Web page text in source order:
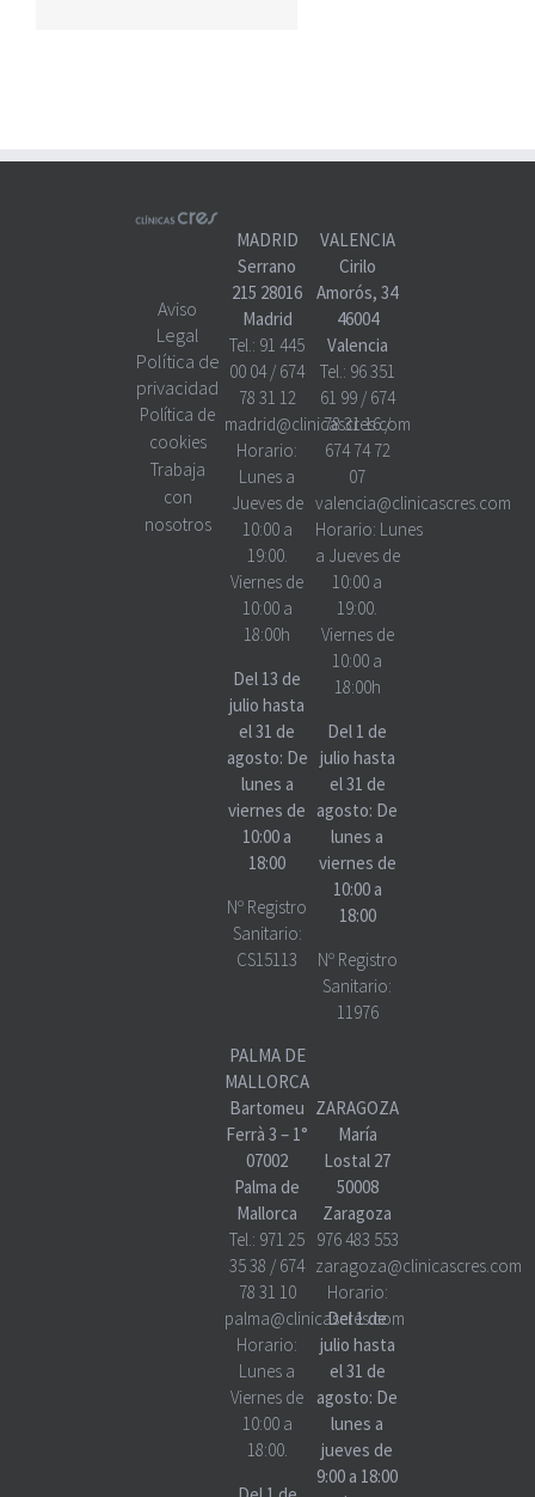
Aviso
Legal
Política de
privacidad
Política de
cookies
Trabaja
con
nosotros
MADRID
Serrano
215 28016
Madrid
Tel.: 91 445
00 04/ 674
78 31 12
madrid@clinicascres.com
Horario:
Lunes a
Jueves de
10:00 a
19:00.
Viernes de
10:00 a
18:00h
Del 13 de
julio hasta
el 31 de
agosto: De
lunes a
viernes de
10:00 a
18:00
Nº Registro
Sanitario:
CS15113
PALMA DE
MALLORCA
Bartomeu
Ferrà 3 – 1°
07002
Palma de
Mallorca
Tel.: 971 25
35 38 / 674
78 31 10
palma@clinicascres.com
Horario:
Lunes a
Viernes de
10:00 a
18:00.
VALENCIA
Cirilo
Amorós, 34
46004
Valencia
Tel.: 96 351
61 99/ 674
78 31 16/
674 74 72
07
valencia@clinicascres.com
Horario: Lunes
a Jueves de
10:00 a
19:00.
Viernes de
10:00 a
18:00h
Del 1 de
julio hasta
el 31 de
agosto: De
lunes a
viernes de
10:00 a
18:00
Nº Registro
Sanitario:
11976
ZARAGOZA
María
Lostal 27
50008
Zaragoza
976 483 553
zaragoza@clinicascres.com
Horario:
Del 1 de
julio hasta
el 31 de
agosto: De
lunes a
jueves de
9:00 a 18:00